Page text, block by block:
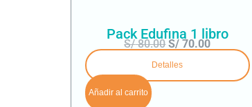
Pack Edufina 1 libro
S/80.00 S/ 70.00
Detalles
Añadir al carrito